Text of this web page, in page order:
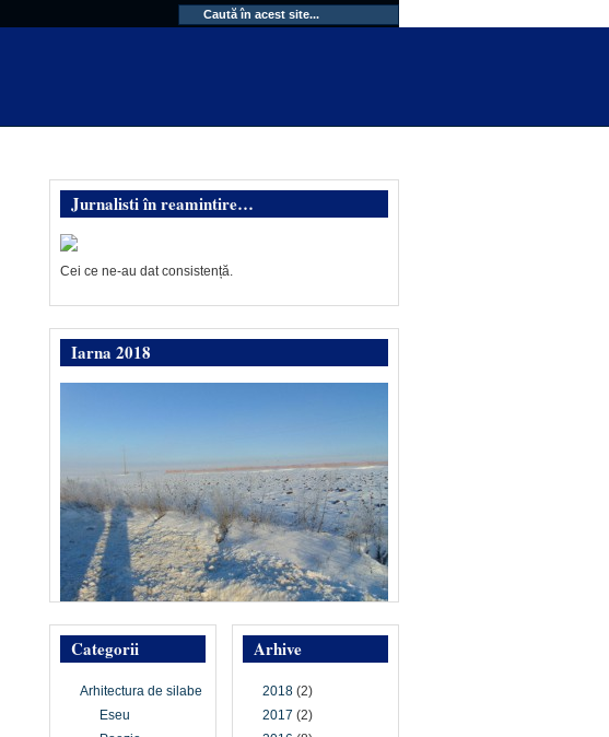
Jurnalisti în reamintire…
Cei ce ne-au dat consistență.
Iarna 2018
Arhive
2018 (2)
2017 (2)
Categorii
Arhitectura de silabe
Eseu